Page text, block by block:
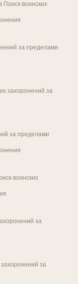
в Поиск воинских
за пределами
захоронений за
за пределами
воинских
за
захоронений за